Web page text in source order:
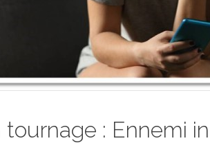
tournage : Ennemi